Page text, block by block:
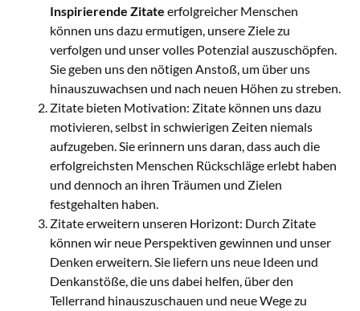
Inspirierende Zitate erfolgreicher Menschen
können uns dazu ermutigen, unsere Ziele zu
verfolgen und unser volles Potenzial auszuschöpfen.
Sie geben uns den nötigen Anstoß, um über uns
hinauszuwachsen und nach neuen Höhen zu streben.
Zitate bieten Motivation: Zitate können uns dazu
motivieren, selbst in schwierigen Zeiten niemals
aufzugeben. Sie erinnern uns daran, dass auch die
erfolgreichsten Menschen Rückschläge erlebt haben
und dennoch an ihren Träumen und Zielen
festgehalten haben.
Zitate erweitern unseren Horizont: Durch Zitate
können wir neue Perspektiven gewinnen und unser
Denken erweitern. Sie liefern uns neue Ideen und
Denkanstöße, die uns dabei helfen, über den
Tellerrand hinauszuschauen und neue Wege zu